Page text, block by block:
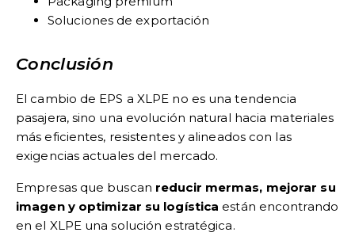
Soluciones de exportación
Conclusión
El cambio de EPS a XLPE no es una tendencia
pasajera, sino una evolución natural hacia materiales
más eficientes, resistentes y alineados con las
exigencias actuales del mercado.
Empresas que buscan reducir mermas, mejorar su
imagen y optimizar su logística están encontrando
en el XLPE una solución estratégica.